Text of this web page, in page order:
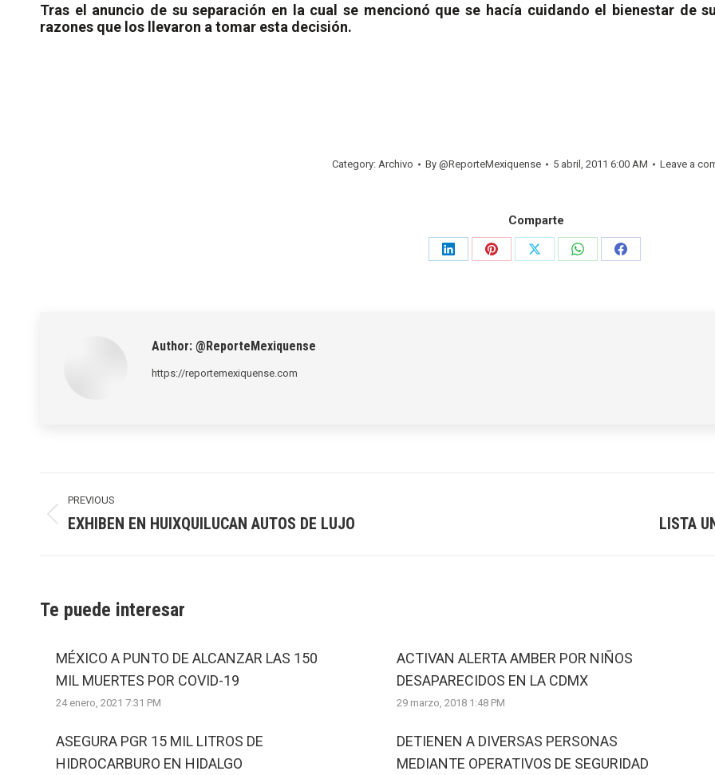
Tras el anuncio de su separación en la cual se mencionó que se hacía cuidando el bienestar de
razones que los llevaron a tomar esta decisión.
Category: Archivo By @ReporteMexiquense 5 abril, 2011 6:00 AM Leave a
Comparte
Share
Share
Share
Share
Share
Author: @ReporteMexiquense
https://reportemexiquense.com
navigation
PREVIOUS
Previous
EXHIBEN EN HUIXQUILUCAN AUTOS DE LUJO LISTA
Te puede interesar
MÉXICO A PUNTO DE ALCANZAR LAS 150
MIL MUERTES POR COVID-19
24 enero, 2021 7:31 PM
ACTIVAN ALERTA AMBER POR NIÑOS
DESAPARECIDOS EN LA CDMX
29 marzo, 2018 1:48 PM
ASEGURA PGR 15 MIL LITROS DE
HIDROCARBURO EN HIDALGO
DETIENEN A DIVERSAS PERSONAS
MEDIANTE OPERATIVOS DE SEGURIDAD